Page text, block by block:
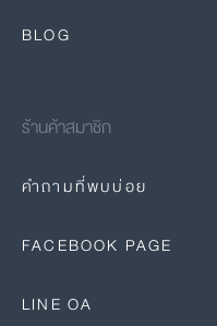
BLOG
ร้านค้าสมาชิก
คำถามที่พบบ่อย
FACEBOOK PAGE
LINE OA